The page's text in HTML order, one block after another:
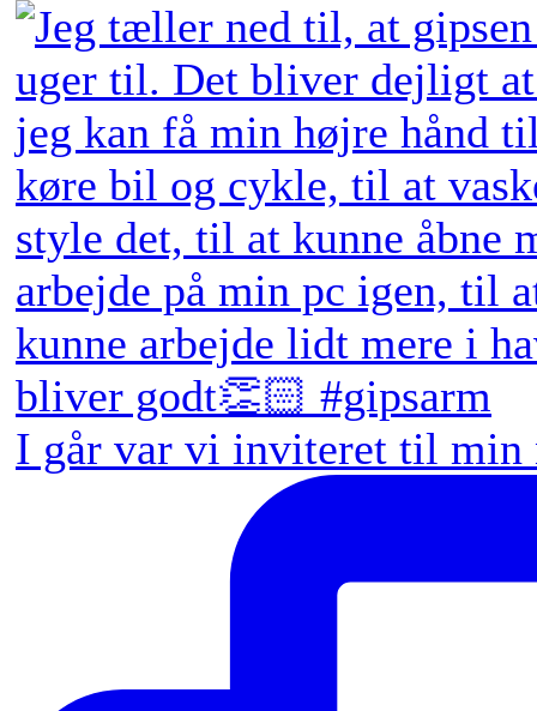
I går var vi inviteret til min